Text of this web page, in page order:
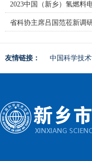
2023中国（新乡）氢燃料
省科协主席吕国范莅新调
友情链接： 中国科学技